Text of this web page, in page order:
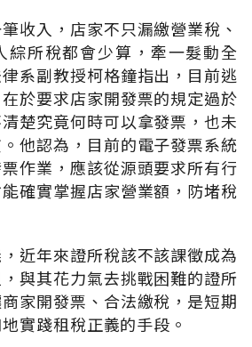
收入，店家不只漏繳營業稅、
綜所稅都會少算，牽一髮動全
系副教授柯格鐘指出，目前逃
於要求店家開發票的規定過於
楚究竟何時可以拿發票，也未
他認為，目前的電子發票系統
作業，應該從源頭要求所有行
確實掌握店家營業額，防堵稅
近年來證所稅該不該課徵成為
與其花力氣去挑戰困難的證所
家開發票、合法繳稅，是短期
實踐租稅正義的手段。